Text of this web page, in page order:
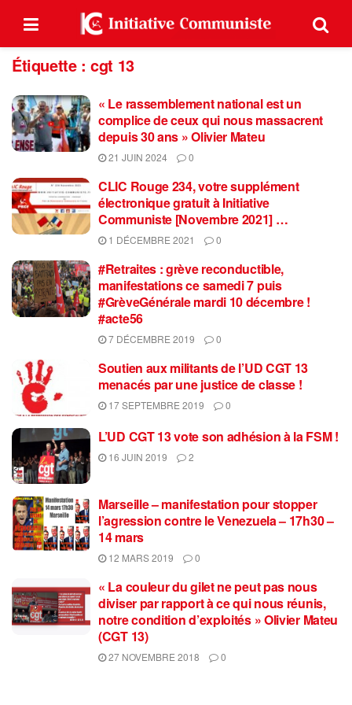
Étiquette :cgt 13
« Le rassemblement national est un
complice de ceux qui nous massacrent
depuis 30 ans » Olivier Mateu
21 JUIN 2024 0
CLIC Rouge 234, votre supplément
électronique gratuit à Initiative
Communiste [Novembre 2021] …
1 DÉCEMBRE 2021 0
#Retraites : grève reconductible,
manifestations ce samedi 7 puis
#GrèveGénérale mardi 10 décembre !
#acte56
7 DÉCEMBRE 2019 0
Soutien aux militants de l’UD CGT 13
menacés par une justice de classe !
17 SEPTEMBRE 2019 0
L’UD CGT 13 vote son adhésion à la FSM !
16 JUIN 2019 2
Marseille – manifestation pour stopper
l’agression contre le Venezuela – 17h30 –
14 mars
12 MARS 2019 0
« La couleur du gilet ne peut pas nous
diviser par rapport à ce qui nous réunis,
notre condition d’exploités » Olivier Mateu
(CGT 13)
27 NOVEMBRE 2018 0